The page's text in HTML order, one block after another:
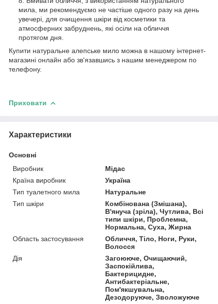
мила, ми рекомендуємо не частіше одного разу на день
увечері, для очищення шкіри від косметики та
атмосферних забруднень, які осіли на обличчя
протягом дня.
Купити натуральне алепське мило можна в нашому інтернет-
магазині онлайн або зв'язавшись з нашим менеджером по
телефону.
Приховати
Характеристики
Основні
Виробник
Мідас
Країна виробник
Україна
Тип туалетного мила
Натуральне
Тип шкіри
Комбінована (Змішана),
В'януча (зріла), Чутлива, Всі
типи шкіри, Проблемна,
Нормальна, Суха, Жирна
Область застосування
Обличчя, Тіло, Ноги, Руки,
Волосся
Дія
Загоююче, Очищаючий,
Заспокійлива,
Бактерицидне,
Антибактеріальне,
Пом'якшувальна,
Дезодоруюче, Зволожуюче